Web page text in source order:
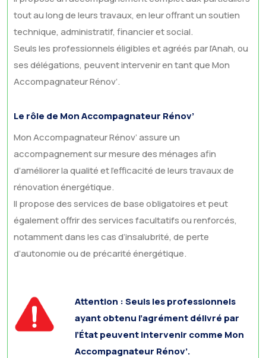
tout au long de leurs travaux, en leur offrant un soutien
technique, administratif, financier et social.
Seuls les professionnels éligibles et agréés par l’Anah, ou
ses délégations, peuvent intervenir en tant que Mon
Accompagnateur Rénov’.
Le rôle de Mon Accompagnateur Rénov’
Mon Accompagnateur Rénov’ assure un
accompagnement sur mesure des ménages afin
d’améliorer la qualité et l’efficacité de leurs travaux de
rénovation énergétique.
Il propose des services de base obligatoires et peut
également offrir des services facultatifs ou renforcés,
notamment dans les cas d’insalubrité, de perte
d’autonomie ou de précarité énergétique.
Attention :Seuls les professionnels
ayant obtenu l’agrément délivré par
l’État peuvent intervenir comme Mon
Accompagnateur Rénov’.